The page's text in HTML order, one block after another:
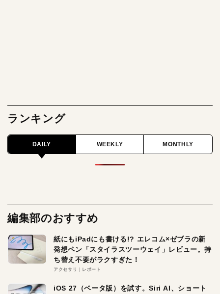
ランキング
DAILY WEEKLY MONTHLY
編集部のおすすめ
紙にもiPadにも書ける!? エレコム×ゼブラの新
発想ペン「スタイラスツーウェイ」レビュー。持
ち替え不要がラクすぎた！
アクセサリ レポート
iOS 27（ベータ版）を試す。Siri AI、ショート